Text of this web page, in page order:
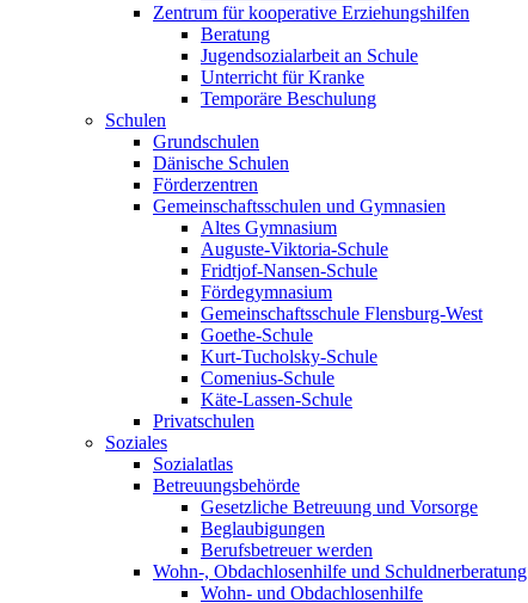
Zentrum für kooperative Erziehungshilfen
Beratung
Jugendsozialarbeit an Schule
Unterricht für Kranke
Temporäre Beschulung
Schulen
Grundschulen
Dänische Schulen
Förderzentren
Gemeinschaftsschulen und Gymnasien
Altes Gymnasium
Auguste-Viktoria-Schule
Fridtjof-Nansen-Schule
Fördegymnasium
Gemeinschaftsschule Flensburg-West
Goethe-Schule
Kurt-Tucholsky-Schule
Comenius-Schule
Käte-Lassen-Schule
Privatschulen
Soziales
Sozialatlas
Betreuungsbehörde
Gesetzliche Betreuung und Vorsorge
Beglaubigungen
Berufsbetreuer werden
Wohn-, Obdachlosenhilfe und Schuldnerberatung
Wohn- und Obdachlosenhilfe